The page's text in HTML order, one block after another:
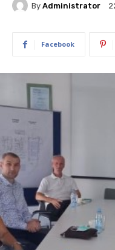
By Administrator
Facebook